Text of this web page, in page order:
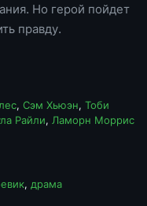
Но герой пойдет
правду.
, Сэм Хьюэн, Тоби
Райли, Ламорн Моррис
, драма